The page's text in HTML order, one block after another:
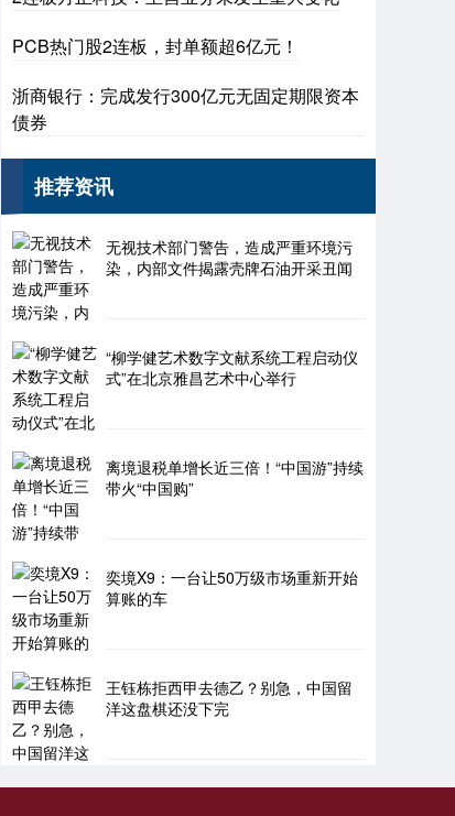
国债指数
期指IC0 7877.80 +164.40 +2.13%
上证综指 3940.04 +39.68
PCB热门股2连板，封单额超6亿元！
浙商银行：完成发行300亿元无固定期限资本
债券
推荐资讯
无视技术部门警告，造成严重环境污
染，内部文件揭露壳牌石油开采丑闻
“柳学健艺术数字文献系统工程启动仪
式”在北京雅昌艺术中心举行
离境退税单增长近三倍！“中国游”持续
带火“中国购”
奕境X9：一台让50万级市场重新开始
算账的车
王钰栋拒西甲去德乙？别急，中国留
洋这盘棋还没下完